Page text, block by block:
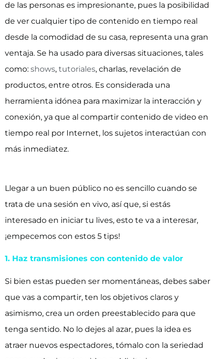
de las personas es impresionante, pues la posibilidad
de ver cualquier tipo de contenido en tiempo real
desde la comodidad de su casa, representa una gran
ventaja. Se ha usado para diversas situaciones, tales
como: shows, tutoriales, charlas, revelación de
productos, entre otros. Es considerada una
herramienta idónea para maximizar la interacción y
conexión, ya que al compartir contenido de video en
tiempo real por Internet, los sujetos interactúan con
más inmediatez.
Llegar a un buen público no es sencillo cuando se
trata de una sesión en vivo, así que, si estás
interesado en iniciar tu lives, esto te va a interesar,
¡empecemos con estos 5 tips!
1. Haz transmisiones con contenido de valor
Si bien estas pueden ser momentáneas, debes saber
que vas a compartir, ten los objetivos claros y
asimismo, crea un orden preestablecido para que
tenga sentido. No lo dejes al azar, pues la idea es
atraer nuevos espectadores, tómalo con la seriedad